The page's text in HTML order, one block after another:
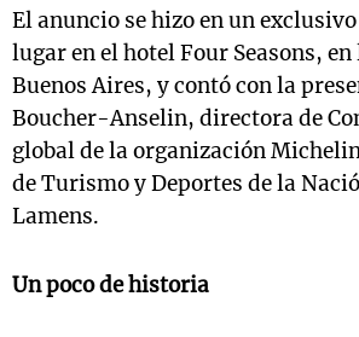
El anuncio se hizo en un
lugar en el hotel Four Seasons,
Buenos Aires, y contó con la
Boucher-Anselin, directora de
global de la organización
de Turismo y Deportes de la
Lamens.
Un poco de historia